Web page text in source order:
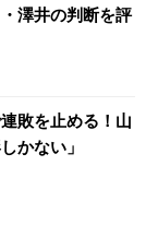
澤井の判断を評
敗を止める！山
かない」